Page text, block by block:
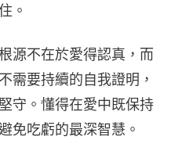
。
源不在於愛得認真，而
需要持續的自我證明，
守。懂得在愛中既保持
免吃虧的最深智慧。